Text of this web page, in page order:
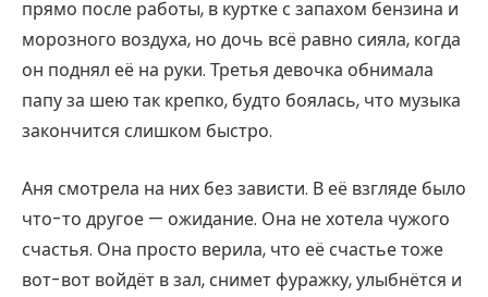
прямо после работы, в куртке с запахом бензина и
морозного воздуха, но дочь всё равно сияла, когда
он поднял её на руки. Третья девочка обнимала
папу за шею так крепко, будто боялась, что музыка
закончится слишком быстро.
Аня смотрела на них без зависти. В её взгляде было
что-то другое — ожидание. Она не хотела чужого
счастья. Она просто верила, что её счастье тоже
вот-вот войдёт в зал, снимет фуражку, улыбнётся и